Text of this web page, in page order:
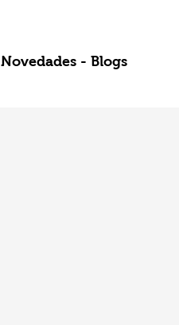
Novedades - Blogs